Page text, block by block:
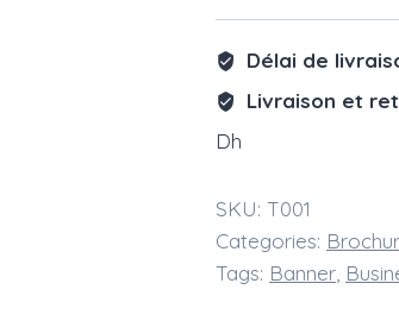
shirt
quantity
Délai de
Livraison et
Dh
SKU: T001
Categories:
Tags: Banner